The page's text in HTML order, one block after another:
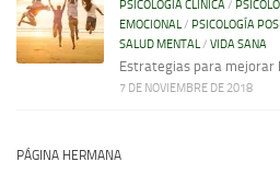
PSICOLOGÍA CLÍNICA/
EMOCIONAL/ PSICOLOGÍA
SALUD MENTAL/ VIDA SANA
Estrategias para mejorar
7 DE NOVIEMBRE DE 2018
PÁGINA HERMANA